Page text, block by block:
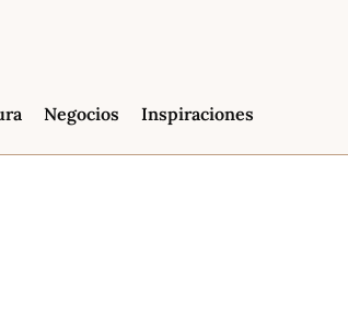
Negocios Inspiraciones